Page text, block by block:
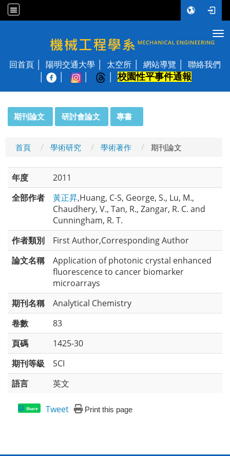
國立陽明交通大學 機械工程學系
回首頁 陽明交通大學 太空所 網站導覽
聯絡我們
校園性平事件通報
期刊論文 研討會論文 專書
首頁 學術研究 學術著作 期刊論文
年度
2011
全部作者
黃正昇,Huang, C-S, George, S., Lu, M.,
Chaudhery, V., Tan, R., Zangar, R. C. and
Cunningham, R. T.
作者類別
First Author,Corresponding Author
論文名稱
Application of photonic crystal enhanced
fluorescence to cancer biomarker
microarrays
期刊名稱
Analytical Chemistry
卷數
83
頁碼
1425-30
期刊等級
SCI
語言
英文
Share Tweet Print this page